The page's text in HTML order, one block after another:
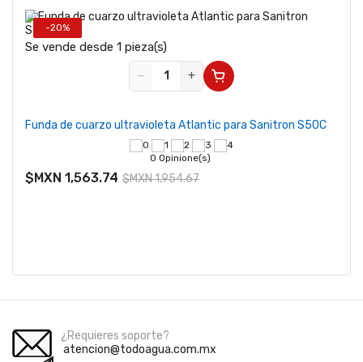
-20%
Se vende desde 1 pieza(s)
−
+
Funda de cuarzo ultravioleta Atlantic para Sanitron S50C
0 Opinione(s)
$MXN 1,563.74 $MXN 1,954.67
¿Requieres soporte?
atencion@todoagua.com.mx